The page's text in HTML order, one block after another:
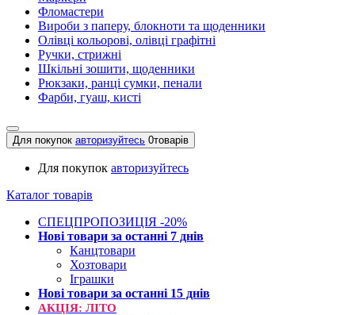
Фломастери
Вироби з паперу, блокноти та щоденники
Олівці кольорові, олівці графітні
Ручки, стрижні
Шкільні зошити, щоденники
Рюкзаки, ранці сумки, пенали
Фарби, гуаш, кисті
Для покупок авторизуйтесь 0товарів
Для покупок авторизуйтесь
Каталог товарів
СПЕЦПРОПОЗИЦІЯ -20%
Нові товари за останнi 7 днiв
Канцтовари
Хозтовари
Іграшки
Нові товари за останнi 15 днiв
АКЦІЯ: ЛІТО